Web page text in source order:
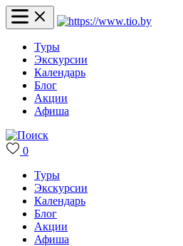
Туры
Экскурсии
Календарь
Блог
Акции
Афиша
0
Туры
Экскурсии
Календарь
Блог
Акции
Афиша